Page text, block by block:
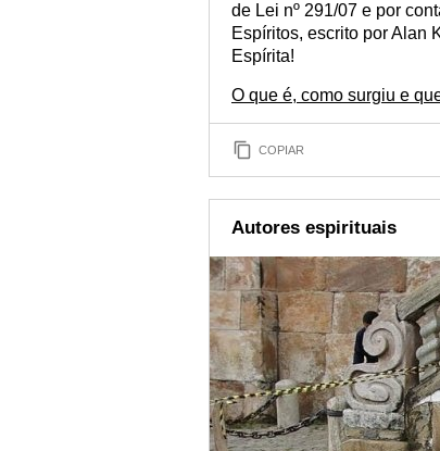
de Lei nº 291/07 e por
Espíritos, escrito por Alan
Espírita!
O que é, como surgiu e
COPIAR
Autores espirituais